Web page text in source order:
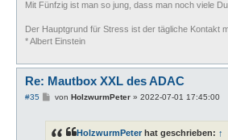
Mit Fünfzig ist man so jung, dass man noch viele
Der Hauptgrund für Stress ist der tägliche Kontakt
* Albert Einstein
Re: Mautbox XXL des ADAC
#35
B
r
von HolzwurmPeter» 2022-07-01 17:45:00
HolzwurmPeter hat geschrieben: ↑